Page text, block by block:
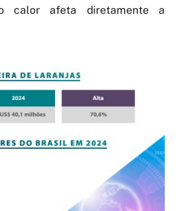
calor afeta diretamente a